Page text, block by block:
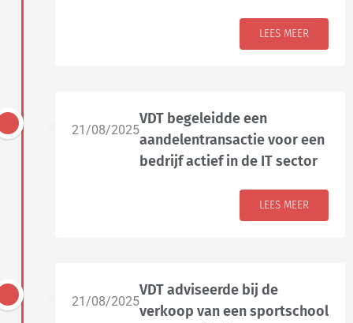
LEES MEER
21/08/2025
VDT begeleidde een
aandelentransactie voor een
bedrijf actief in de IT sector
LEES MEER
21/08/2025
VDT adviseerde bij de
verkoop van een sportschool